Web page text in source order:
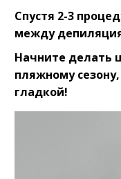
Спустя 2-3
между
Начните делать
пляжному
гладкой!